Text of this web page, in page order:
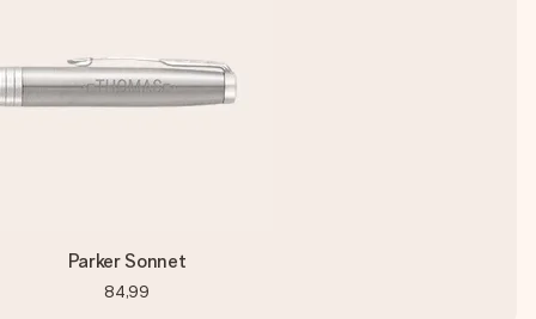
Parker Sonnet
84,99